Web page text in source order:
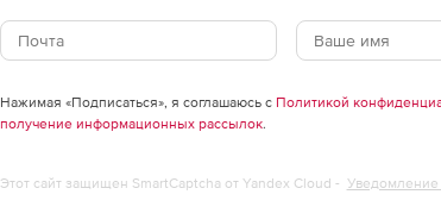
Нажимая «Подписаться», я соглашаюсь с Политикой
получение информационных рассылок.
Этот сайт защищен SmartCaptcha от Yandex Cloud - Уведомление